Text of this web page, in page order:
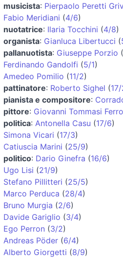
musicista: Pierpaolo Peretti
Fabio Meridiani (4/6)
nuotatrice: Ilaria Tocchini (4/8)
organista: Gianluca Libertucci (
pallanuotista: Giuseppe Porzio (
Ferdinando Gandolfi (5/1)
Amedeo Pomilio (11/2)
pattinatore: Roberto Sighel (
pianista e compositore:
pittore: Giovanni Tommasi
politica: Antonella Casu (17/6)
Simona Vicari (17/3)
Catiuscia Marini (25/9)
politico: Dario Ginefra (16/6)
Ugo Lisi (21/9)
Stefano Pillitteri (25/5)
Marco Perduca (28/4)
Bruno Murgia (2/6)
Davide Gariglio (3/4)
Ego Perron (3/2)
Andreas Pöder (6/4)
Alberto Giorgetti (8/9)